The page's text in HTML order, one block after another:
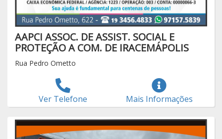
AAPCI ASSOC. DE ASSIST. SOCIAL E
PROTEÇÃO A COM. DE IRACEMÁPOLIS
Rua Pedro Ometto
Ver Telefone Mais Informações